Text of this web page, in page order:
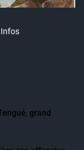
Infos
grand